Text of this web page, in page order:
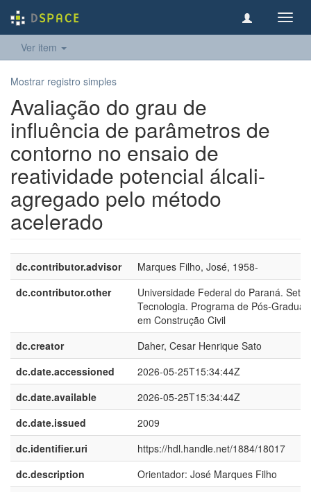
Ver item
Mostrar registro simples
Avaliação do grau de
influência de parâmetros de
contorno no ensaio de
reatividade potencial álcali-
agregado pelo método
acelerado
dc.contributor.advisor
Marques Filho, José, 1958-
dc.contributor.other
Universidade Federal do Paraná.
Tecnologia. Programa de Pós-
em Construção Civil
dc.creator
Daher, Cesar Henrique Sato
dc.date.accessioned
2026-05-25T15:34:44Z
dc.date.available
2026-05-25T15:34:44Z
dc.date.issued
2009
dc.identifier.uri
https://hdl.handle.net/1884/18017
dc.description
Orientador: José Marques Filho